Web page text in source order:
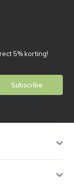
5% korting!
Subscribe